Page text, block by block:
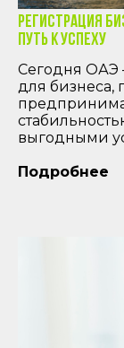
Регистрация
путь к успеху
Сегодня
для
выгодными
Подробнее